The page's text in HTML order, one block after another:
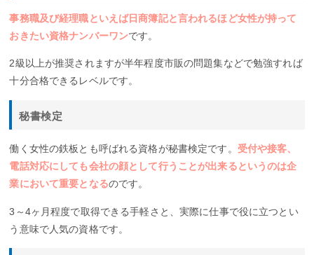
事務職及び経理職といえば日商簿記と言われるほど女性が持って
おきたい資格ナンバーワンです。
2級以上が推奨されますが半年程度市販の問題集などで勉強すれば
十分合格できるレベルです。
秘書検定
働く女性の鉄板とも呼ばれる資格が秘書検定です。 受付や接客、
電話対応にしても会社の顔として行うことが出来るというのは企
業において重要となるのです。
3～4ヶ月程度で取得できる手軽さと、実際に仕事で役に立つとい
う意味で人気の資格です。